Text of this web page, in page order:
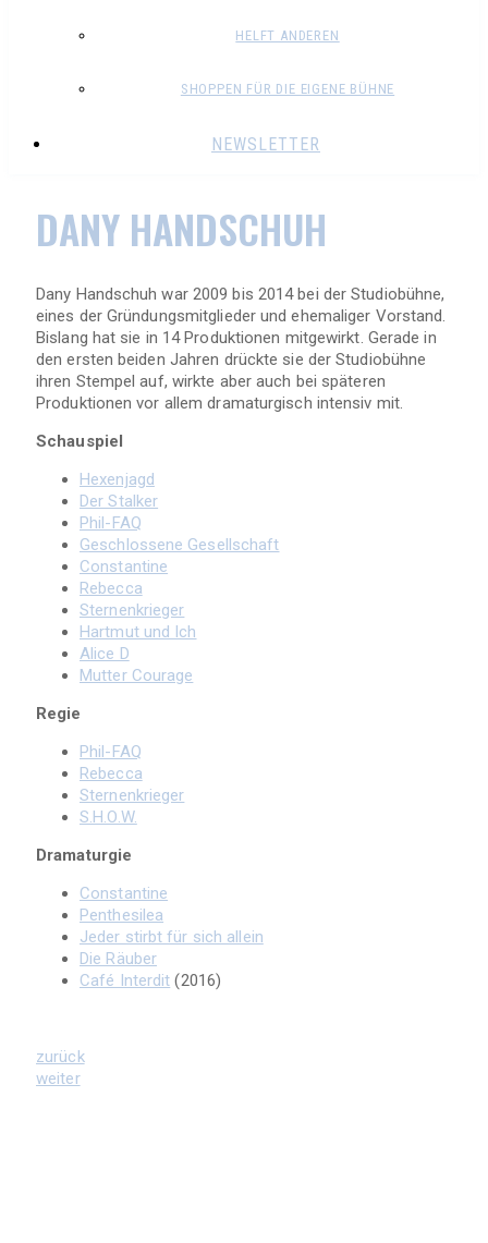
HELFT ANDEREN
SHOPPEN FÜR DIE EIGENE BÜHNE
NEWSLETTER
DANY HANDSCHUH
Dany Handschuh war 2009 bis 2014 bei der Studiobühne,
eines der Gründungsmitglieder und ehemaliger Vorstand.
Bislang hat sie in 14 Produktionen mitgewirkt. Gerade in
den ersten beiden Jahren drückte sie der Studiobühne
ihren Stempel auf, wirkte aber auch bei späteren
Produktionen vor allem dramaturgisch intensiv mit.
Schauspiel
Hexenjagd
Der Stalker
Phil-FAQ
Geschlossene Gesellschaft
Constantine
Rebecca
Sternenkrieger
Hartmut und Ich
Alice D
Mutter Courage
Regie
Phil-FAQ
Rebecca
Sternenkrieger
S.H.O.W.
Dramaturgie
Constantine
Penthesilea
Jeder stirbt für sich allein
Die Räuber
Café Interdit (2016)
zurück
weiter